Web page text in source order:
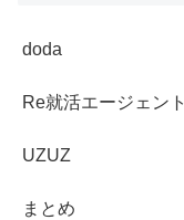
doda
Re就活エージェント
UZUZ
まとめ